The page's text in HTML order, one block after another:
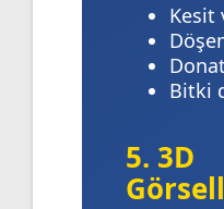
Kesit
Bitki
5. 3D